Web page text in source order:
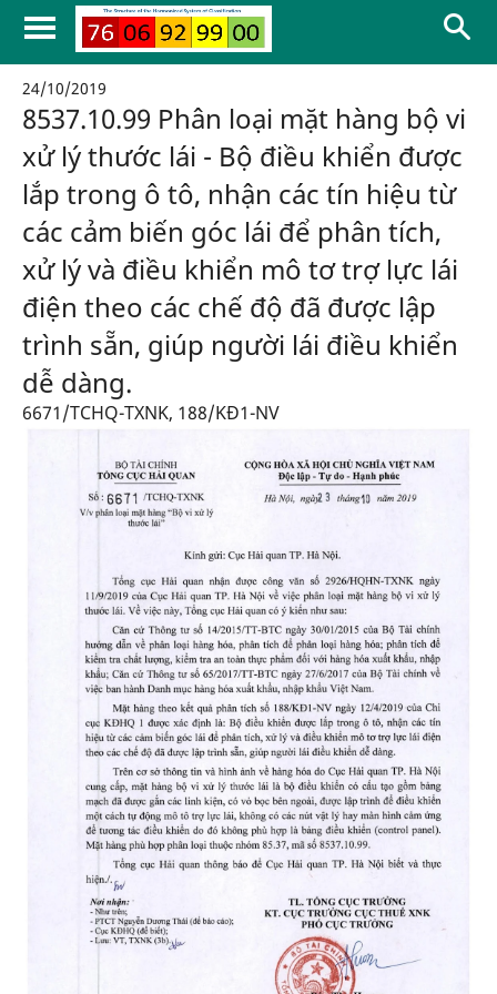
24/10/2019
8537.10.99 Phân loại mặt hàng bộ vi
xử lý thước lái - Bộ điều khiển được
lắp trong ô tô, nhận các tín hiệu từ
các cảm biến góc lái để phân tích,
xử lý và điều khiển mô tơ trợ lực lái
điện theo các chế độ đã được lập
trình sẵn, giúp người lái điều khiển
dễ dàng.
6671/TCHQ-TXNK, 188/KĐ1-NV